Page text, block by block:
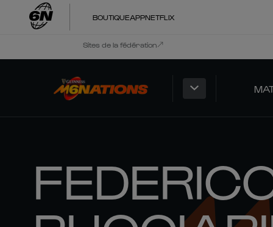
BOUTIQUEAPPNETFLIX
Sites de la fédération